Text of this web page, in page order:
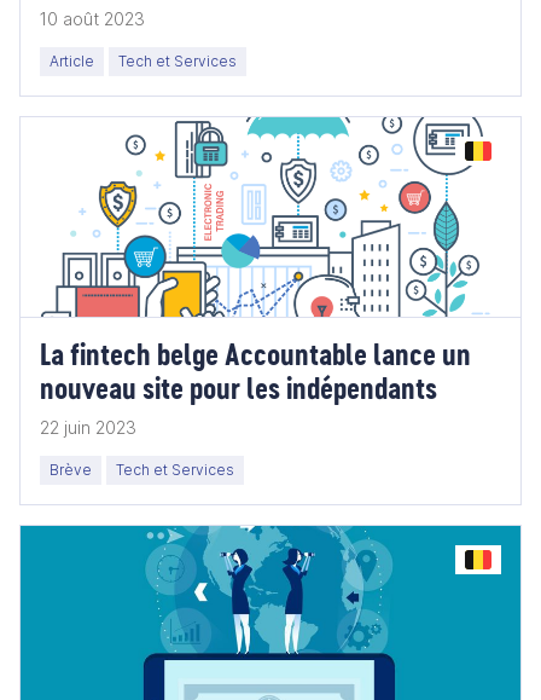
10 août 2023
Article Tech et Services
La fintech belge Accountable lance un
nouveau site pour les indépendants
22 juin 2023
Brève Tech et Services